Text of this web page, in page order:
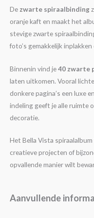
De zwarte spiraalbinding
oranje kaft en maakt het
stevige zwarte
foto’s gemakkelijk inplakken
Binnenin vind je40 zwarte
laten uitkomen. Vooral
donkere pagina’s een luxe
indeling geeft je alle ruimte
decoratie.
Het Bella Vista
creatieve projecten of
opvallende manier wilt
Aanvullende